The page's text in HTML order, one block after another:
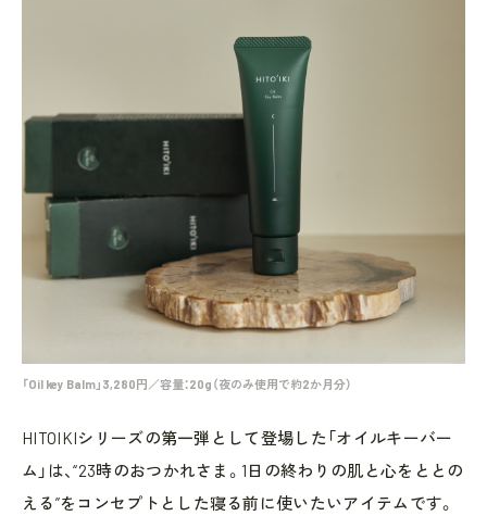
「Oil key Balm」3,280円／容量：20g（夜のみ使用で約2か月分）
HITOIKIシリーズの第一弾として登場した「オイルキーバー
ム」は、“23時のおつかれさま。1日の終わりの肌と心をととの
える”をコンセプトとした寝る前に使いたいアイテムです。